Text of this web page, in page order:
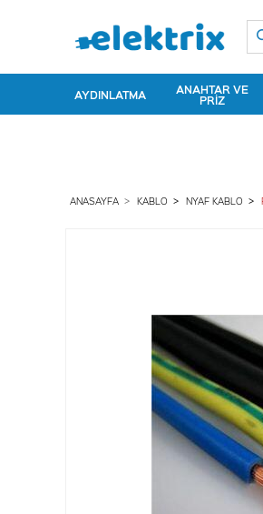
AYDINLATMA ANAHTAR VE
PRIZ
ANASAYFA KABLO NYAF KABLO